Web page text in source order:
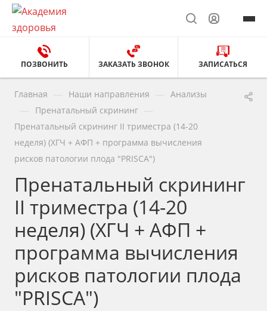
ПОЗВОНИТЬ ЗАКАЗАТЬ ЗВОНОК ЗАПИСАТЬСЯ
Главная Наши направления Анализы
Пренатальный скрининг
Пренатальный скрининг II триместра (14-20
неделя) (ХГЧ + АФП + программа вычисления
рисков патологии плода "PRISCA")
Пренатальный скрининг
II триместра (14-20
неделя) (ХГЧ + АФП +
программа вычисления
рисков патологии плода
"PRISCA")